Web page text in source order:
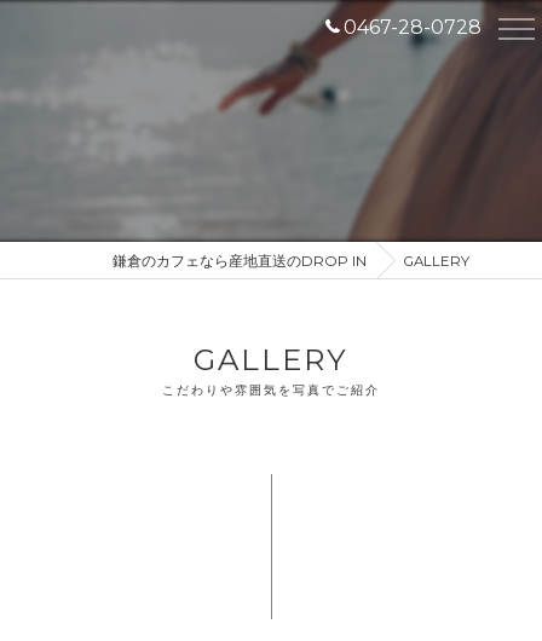
0467-28-0728
鎌倉のカフェなら産地直送のDROP IN GALLERY
GALLERY
こだわりや雰囲気を写真でご紹介